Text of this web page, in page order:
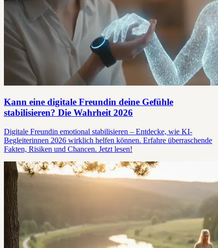
Kann eine digitale Freundin deine Gefühle
stabilisieren? Die Wahrheit 2026
Digitale Freundin emotional stabilisieren – Entdecke, wie KI-
Begleiterinnen 2026 wirklich helfen können. Erfahre überraschende
Fakten, Risiken und Chancen. Jetzt lesen!